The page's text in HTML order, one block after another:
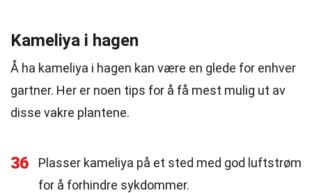
Kameliya i hagen
Å ha kameliya i hagen kan være en glede for enhver
gartner. Her er noen tips for å få mest mulig ut av
disse vakre plantene.
36
Plasser kameliya på et sted med god luftstrøm
for å forhindre sykdommer.